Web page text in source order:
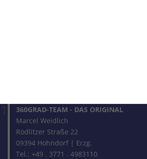
360GRAD-TEAM - DAS ORIGINAL
Marcel Weidlich
Rödlitzer Straße 22
09394 Hohndorf | Erzg.
Tel.: +49 . 3771 . 4983110